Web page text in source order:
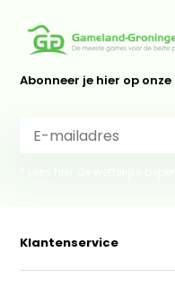
Abonneer je hier op
Klantenservice